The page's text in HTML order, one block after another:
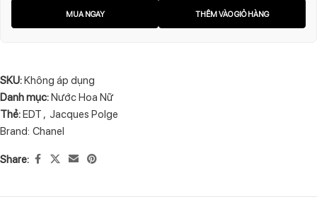
MUA NGAY THÊM VÀO GIỎ HÀNG
SKU:Không áp dụng
Danh mục:Nước Hoa Nữ
Thẻ:EDT , Jacques Polge
Brand: Chanel
Share: